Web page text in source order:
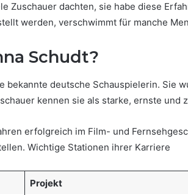
Zuschauer dachten, sie habe diese
werden, verschwimmt für manche
Schudt?
bekannte deutsche Schauspielerin. Sie
kennen sie als starke, ernste und
erfolgreich im Film- und
Wichtige Stationen ihrer Karriere
Projekt